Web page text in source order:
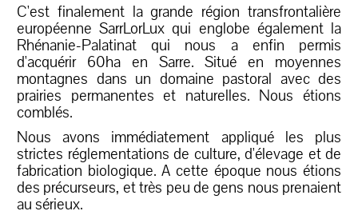
C'est finalement la grande région transfrontalière
européenne SarrLorLux qui englobe également la
Rhénanie-Palatinat qui nous a enfin permis
d'acquérir 60ha en Sarre. Situé en moyennes
montagnes dans un domaine pastoral avec des
prairies permanentes et naturelles. Nous étions
comblés.
Nous avons immédiatement appliqué les plus
strictes réglementations de culture, d'élevage et de
fabrication biologique. A cette époque nous étions
des précurseurs, et très peu de gens nous prenaient
au sérieux.